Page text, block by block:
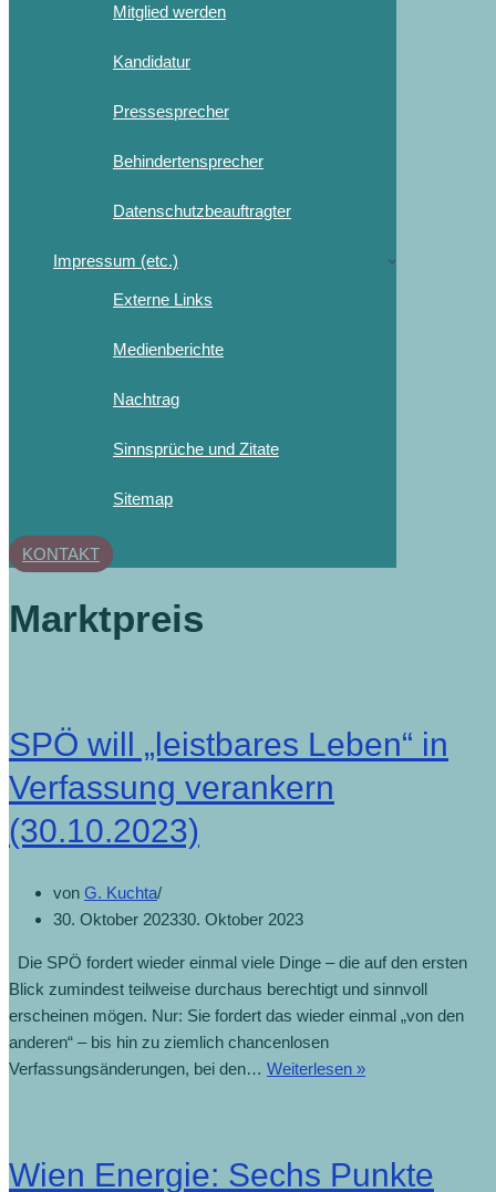
Mitglied werden
Kandidatur
Pressesprecher
Behindertensprecher
Datenschutzbeauftragter
Impressum (etc.)
Externe Links
Medienberichte
Nachtrag
Sinnsprüche und Zitate
Sitemap
KONTAKT
Marktpreis
SPÖ will „leistbares Leben“ in
Verfassung verankern
(30.10.2023)
von G. Kuchta
30. Oktober 202330. Oktober 2023
Die SPÖ fordert wieder einmal viele Dinge – die auf den ersten
Blick zumindest teilweise durchaus berechtigt und sinnvoll
erscheinen mögen. Nur: Sie fordert das wieder einmal „von den
anderen“ – bis hin zu ziemlich chancenlosen
Verfassungsänderungen, bei den… Weiterlesen »
Wien Energie: Sechs Punkte